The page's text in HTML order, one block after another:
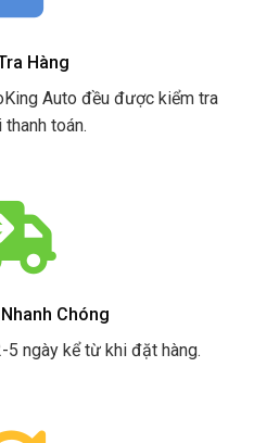
Hàng
Auto đều được kiểm tra
toán.
Chóng
ngày kể từ khi đặt hàng.